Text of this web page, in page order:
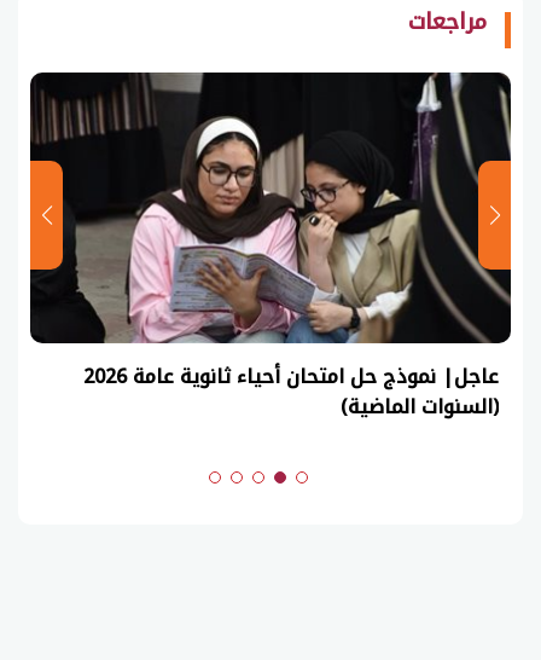
مراجعات
عاجل| نموذج حل امتحان أحياء ثانوية عامة 2026
(السنوات الماضية)